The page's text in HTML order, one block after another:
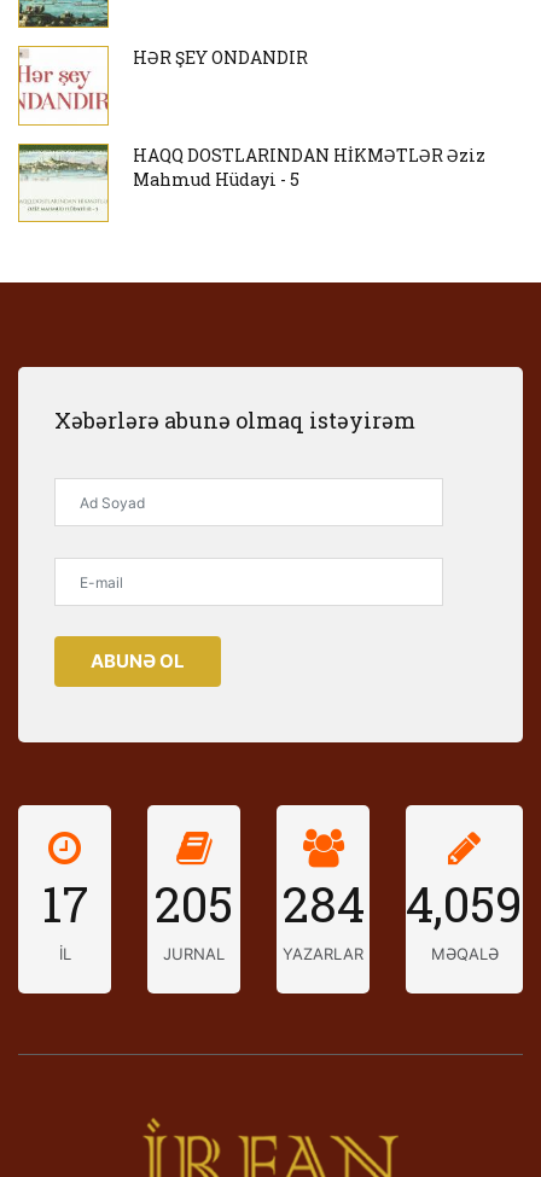
HƏR ŞEY ONDANDIR
HAQQ DOSTLARINDAN HİKMƏTLƏR Əziz
Mahmud Hüdayi - 5
Xəbərlərə abunə olmaq istəyirəm
ABUNƏ OL
17
İL
205
JURNAL
284
YAZARLAR
4,059
MƏQALƏ